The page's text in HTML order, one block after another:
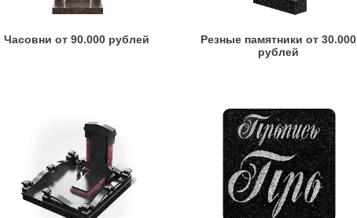
Часовни от 90.000 рублей
Резные памятники от 30.000
рублей